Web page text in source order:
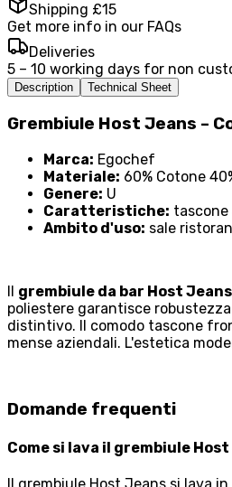
Shipping £15
Get more info in our FAQs
Deliveries
5 – 10 working days for non
Description Technical Sheet
Grembiule Host Jeans –
Marca: Egochef
Materiale: 60% Cotone
Genere: U
Caratteristiche: tascone
Ambito d'uso: sale
Il grembiule da bar Host Jeans
poliestere garantisce
distintivo. Il comodo tascone
mense aziendali. L'estetica
Domande frequenti
Come si lava il grembiule